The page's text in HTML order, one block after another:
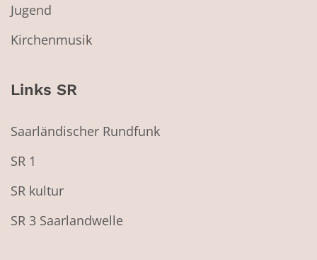
Jugend
Kirchenmusik
Links SR
Saarländischer Rundfunk
SR 1
SR kultur
SR 3 Saarlandwelle